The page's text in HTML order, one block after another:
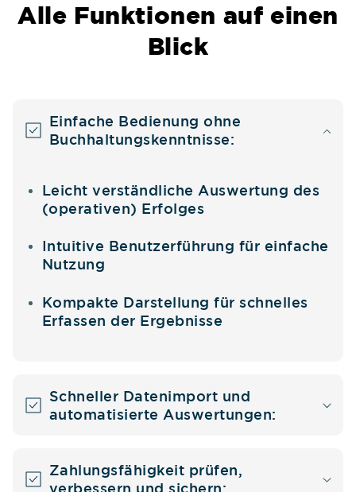
Alle Funktionen auf einen
Blick
Einfache Bedienung ohne
Buchhaltungskenntnisse:
Leicht verständliche Auswertung des
(operativen) Erfolges
Intuitive Benutzerführung für einfache
Nutzung
Kompakte Darstellung für schnelles
Erfassen der Ergebnisse
Schneller Datenimport und
automatisierte Auswertungen:
Zahlungsfähigkeit prüfen,
verbessern und sichern: